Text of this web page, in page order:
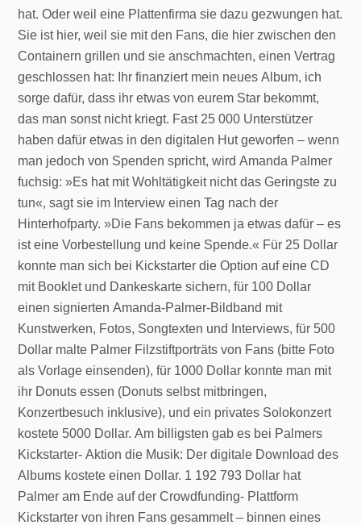
hat. Oder weil eine Plattenfirma sie dazu gezwungen hat.
Sie ist hier, weil sie mit den Fans, die hier zwischen den
Containern grillen und sie anschmachten, einen Vertrag
geschlossen hat: Ihr finanziert mein neues Album, ich
sorge dafür, dass ihr etwas von eurem Star bekommt,
das man sonst nicht kriegt. Fast 25 000 Unterstützer
haben dafür etwas in den digitalen Hut geworfen – wenn
man jedoch von Spenden spricht, wird Amanda Palmer
fuchsig: »Es hat mit Wohltätigkeit nicht das Geringste zu
tun«, sagt sie im Interview einen Tag nach der
Hinterhofparty. »Die Fans bekommen ja etwas dafür – es
ist eine Vorbestellung und keine Spende.« Für 25 Dollar
konnte man sich bei Kickstarter die Option auf eine CD
mit Booklet und Dankeskarte sichern, für 100 Dollar
einen signierten Amanda-Palmer-Bildband mit
Kunstwerken, Fotos, Songtexten und Interviews, für 500
Dollar malte Palmer Filzstiftporträts von Fans (bitte Foto
als Vorlage einsenden), für 1000 Dollar konnte man mit
ihr Donuts essen (Donuts selbst mitbringen,
Konzertbesuch inklusive), und ein privates Solokonzert
kostete 5000 Dollar. Am billigsten gab es bei Palmers
Kickstarter- Aktion die Musik: Der digitale Download des
Albums kostete einen Dollar. 1 192 793 Dollar hat
Palmer am Ende auf der Crowdfunding- Plattform
Kickstarter von ihren Fans gesammelt – binnen eines